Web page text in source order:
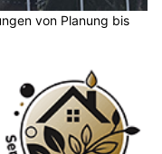
von Planung bis